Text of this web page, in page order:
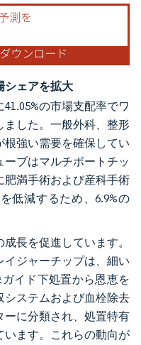
シェアを拡大
の市場支配率でワ
ました。一般外科、整形
強い需要を確保してい
ブはマルチポートチッ
肥満手術および産科手術
低減するため、6.9%の
長を促進しています。
ジャーチップは、細い
イド下処置から恩恵を
システムおよび血栓除去
ーに分類され、処置特有
ます。これらの動向が